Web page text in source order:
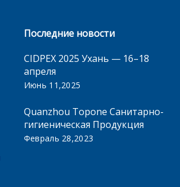
Последние новости
CIDPEX 2025 Ухань — 16–18
апреля
Июнь 11,2025
Quanzhou Topone Санитарно-
гигиеническая Продукция
Февраль 28,2023